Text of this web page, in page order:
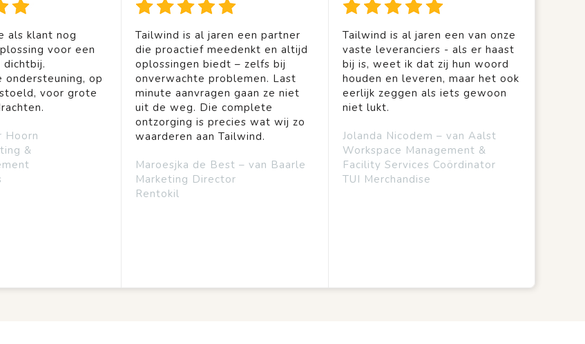
als klant nog
voor een
ondersteuning, op
voor grote
Hoorn
&
Tailwind is al jaren een partner
die proactief meedenkt en altijd
oplossingen biedt – zelfs bij
onverwachte problemen. Last
minute aanvragen gaan ze niet
uit de weg. Die complete
ontzorging is precies wat wij zo
waarderen aan Tailwind.
Maroesjka de Best – van Baarle
Marketing Director
Rentokil
Tailwind is al jaren een van onze
vaste leveranciers - als er haast
bij is, weet ik dat zij hun woord
houden en leveren, maar het ook
eerlijk zeggen als iets gewoon
niet lukt.
Jolanda Nicodem – van Aalst
Workspace Management &
Facility Services Coördinator
TUI Merchandise